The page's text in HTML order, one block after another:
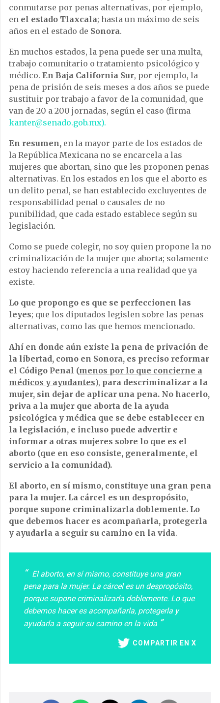
conmutarse por penas alternativas, por ejemplo,
en el estado Tlaxcala; hasta un máximo de seis
años en el estado de Sonora.
En muchos estados, la pena puede ser una multa,
trabajo comunitario o tratamiento psicológico y
médico. En Baja California Sur, por ejemplo, la
pena de prisión de seis meses a dos años se puede
sustituir por trabajo a favor de la comunidad, que
van de 20 a 200 jornadas, según el caso (firma
kanter@senado.gob.mx).
En resumen, en la mayor parte de los estados de
la República Mexicana no se encarcela a las
mujeres que abortan, sino que les proponen penas
alternativas. En los estados en los que el aborto es
un delito penal, se han establecido excluyentes de
responsabilidad penal o causales de no
punibilidad, que cada estado establece según su
legislación.
Como se puede colegir, no soy quien propone la no
criminalización de la mujer que aborta; solamente
estoy haciendo referencia a una realidad que ya
existe.
Lo que propongo es que se perfeccionen las
leyes; que los diputados legislen sobre las penas
alternativas, como las que hemos mencionado.
Ahí en donde aún existe la pena de privación de
la libertad, como en Sonora, es preciso reformar
el Código Penal (menos por lo que concierne a
médicos y ayudantes), para descriminalizar a la
mujer, sin dejar de aplicar una pena. No hacerlo,
priva a la mujer que aborta de la ayuda
psicológica y médica que se debe establecer en
la legislación, e incluso puede advertir e
informar a otras mujeres sobre lo que es el
aborto (que en eso consiste, generalmente, el
servicio a la comunidad).
El aborto, en sí mismo, constituye una gran pena
para la mujer. La cárcel es un despropósito,
porque supone criminalizarla doblemente. Lo
que debemos hacer es acompañarla, protegerla
y ayudarla a seguir su camino en la vida.
El aborto, en sí mismo, constituye una gran
pena para la mujer. La cárcel es un despropósito,
porque supone criminalizarla doblemente. Lo que
debemos hacer es acompañarla, protegerla y
ayudarla a seguir su camino en la vida
COMPARTIR EN X